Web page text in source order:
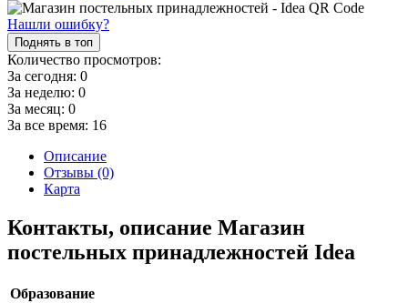
Нашли ошибку?
Поднять в топ
Количество просмотров:
За сегодня: 0
За неделю: 0
За месяц: 0
За все время: 16
Описание
Отзывы (0)
Карта
Контакты, описание Магазин
постельных принадлежностей Idea
Образование